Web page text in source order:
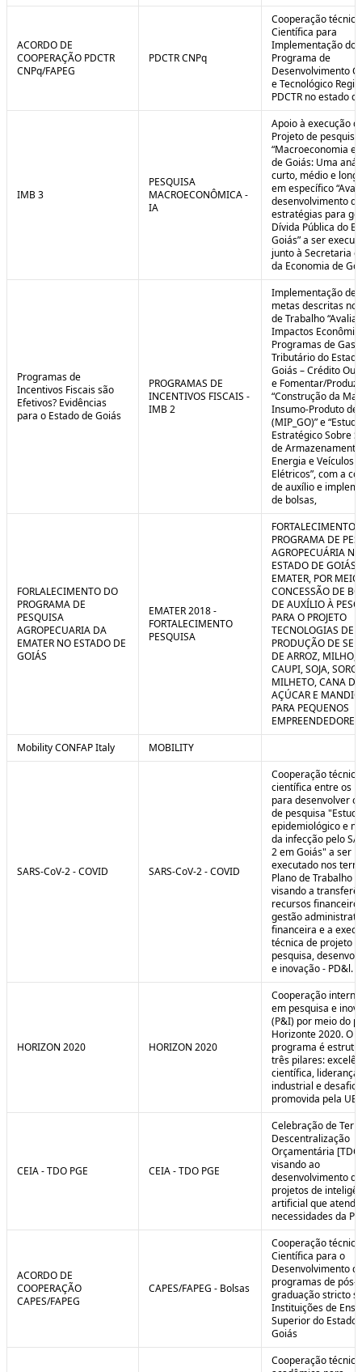
ACORDO DE
COOPERAÇÃO PDCTR
CNPq/FAPEG
PDCTR CNPq
Cooperação
Científica para
Implementação do
Programa de
Desenvolvimento
e Tecnológico
PDCTR no estado
IMB 3
PESQUISA
MACROECONÔMICA -
IA
Apoio à execução
Projeto de pesquisa
“Macroeconomia e
de Goiás: Uma
curto, médio e
em específico
desenvolvimento de
estratégias para
Dívida Pública do
Goiás” a ser
junto à Secretaria
da Economia de
Programas de
Incentivos Fiscais são
Efetivos? Evidências
para o Estado de Goiás
PROGRAMAS DE
INCENTIVOS FISCAIS -
IMB 2
Implementação de
metas descritas
de Trabalho
Impactos
Programas de
Tributário do
Goiás – Crédito
e Fomentar/
“Construção da
Insumo-Produto de
(MIP_GO)” e “Estudo
Estratégico Sobre
de
Energia e Veículos
Elétricos”, com a
de auxílio e
de bolsas,
FORLALECIMENTO DO
PROGRAMA DE
PESQUISA
AGROPECUARIA DA
EMATER NO ESTADO DE
GOIÁS
EMATER 2018 -
FORTALECIMENTO
PESQUISA
FORTALECIMENTO
PROGRAMA DE
AGROPECUÁRIA NO
ESTADO DE GOIÁS
EMATER, POR
CONCESSÃO DE
DE AUXÍLIO À
PARA O PROJETO
TECNOLOGIAS DE
PRODUÇÃO DE
DE ARROZ, MILHO,
CAUPI, SOJA,
MILHETO, CANA DE
AÇÚCAR E
PARA PEQUENOS
Mobility CONFAP Italy
MOBILITY
SARS-CoV-2 - COVID SARS-CoV-2 - COVID
Cooperação
científica entre os
para desenvolver o
de pesquisa "Estudo
epidemiológico e
da infecção pelo
2 em Goiás" a ser
executado nos
Plano de Trabalho
visando a
recursos
gestão
financeira e a
técnica de projeto
pesquisa,
e inovação - PD&l.
HORIZON 2020 HORIZON 2020
Cooperação
em pesquisa e
(P&I) por meio do
Horizonte 2020. O
programa é
três pilares:
científica, liderança
industrial e
promovida pela UE.
CEIA - TDO PGE CEIA - TDO PGE
Celebração de
Descentralização
Orçamentária
visando ao
desenvolvimento de
projetos de
artificial que
necessidades da
ACORDO DE
COOPERAÇÃO
CAPES/FAPEG
CAPES/FAPEG - Bolsas
Cooperação
Científica para o
Desenvolvimento
programas de pós-
graduação stricto
Instituições de
Superior do Estado
Goiás
Cooperação